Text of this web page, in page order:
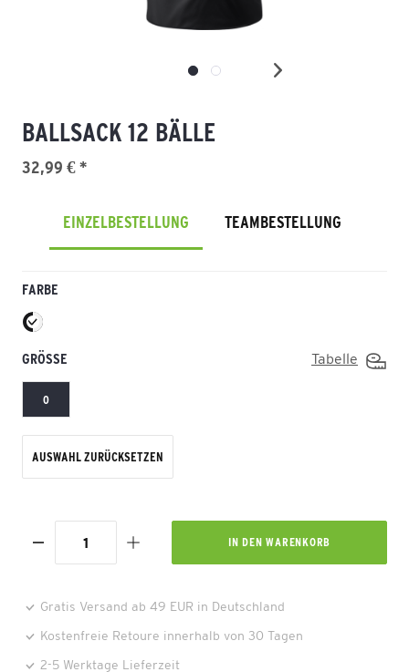
BALLSACK 12 BÄLLE
32,99 € *
EINZELBESTELLUNG TEAMBESTELLUNG
FARBE
GRÖSSE Tabelle
0
AUSWAHL ZURÜCKSETZEN
IN DEN WARENKORB
Gratis Versand ab 49 EUR in Deutschland
Kostenfreie Retoure innerhalb von 30 Tagen
2-5 Werktage Lieferzeit